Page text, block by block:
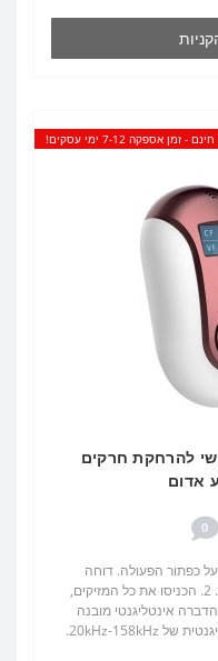
- זמן אספקה 7-12 ימי עסקים!
להרחקת חרקים
אדום
0
כפתור הפעולה. דוחה
היתושים ודוחה החרקים פועלים אוטומטית. 2. הכניסו את כל המזיקים,
בתדרים שונים. 3. שבב הדברה אינטליגנטי מובנה
לעכבר דוחה חרקים, ומספק תדירות אינטליגנטית של 20kHz-158kHz.